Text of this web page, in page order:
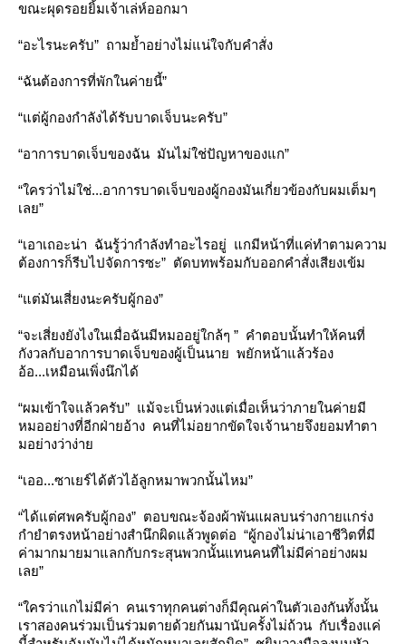
ขณะผุดรอยยิ้มเจ้าเล่ห์ออกมา
“อะไรนะครับ” ถามย้ำอย่างไม่แน่ใจกับคำสั่ง
“ฉันต้องการที่พักในค่ายนี้”
“แต่ผู้กองกำลังได้รับบาดเจ็บนะครับ”
“อาการบาดเจ็บของฉัน มันไม่ใช่ปัญหาของแก”
“ใครว่าไม่ใช่...อาการบาดเจ็บของผู้กองมันเกี่ยวข้องกับผมเต็มๆ
เลย”
“เอาเถอะน่า ฉันรู้ว่ากำลังทำอะไรอยู่ แกมีหน้าที่แค่ทำตามความ
ต้องการก็รีบไปจัดการซะ” ตัดบทพร้อมกับออกคำสั่งเสียงเข้ม
“แต่มันเสี่ยงนะครับผู้กอง”
“จะเสี่ยงยังไงในเมื่อฉันมีหมออยู่ใกล้ๆ ” คำตอบนั้นทำให้คนที่
กังวลกับอาการบาดเจ็บของผู้เป็นนาย พยักหน้าแล้วร้อง
อ้อ...เหมือนเพิ่งนึกได้
“ผมเข้าใจแล้วครับ” แม้จะเป็นห่วงแต่เมื่อเห็นว่าภายในค่ายมี
หมออย่างที่อีกฝ่ายอ้าง คนที่ไม่อยากขัดใจเจ้านายจึงยอมทำตา
มอย่างว่าง่า
“เออ...ซาเยร์ได้ตัวไอ้ลูกหมาพวกนั้นไหม”
“ได้แต่ศพครับผู้กอง” ตอบขณะจ้องผ้าพันแผลบนร่างกายแกร่ง
กำยำตรงหน้าอย่างสำนึกผิดแล้วพูดต่อ “ผู้กองไม่น่าเอาชีวิตที่มี
ค่ามากมายมาแลกกับกระสุนพวกนั้นแทนคนที่ไม่มีค่าอย่างผม
เลย”
“ใครว่าแกไม่มีค่า คนเราทุกคนต่างก็มีคุณค่าในตัวเองกันทั้งนั้น
เราสองคนร่วมเป็นร่วมตายด้วยกันมานับครั้งไม่ถ้วน กับเรื่องแค่